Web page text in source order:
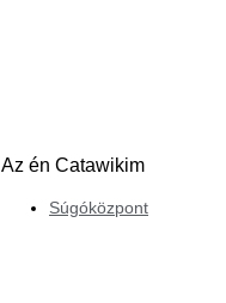
Az én Catawikim
Súgóközpont